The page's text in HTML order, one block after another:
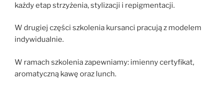
każdy etap strzyżenia, stylizacji i repigmentacji.
W drugiej części szkolenia kursanci pracują z modelem
indywidualnie.
W ramach szkolenia zapewniamy: imienny certyfikat,
aromatyczną kawę oraz lunch.